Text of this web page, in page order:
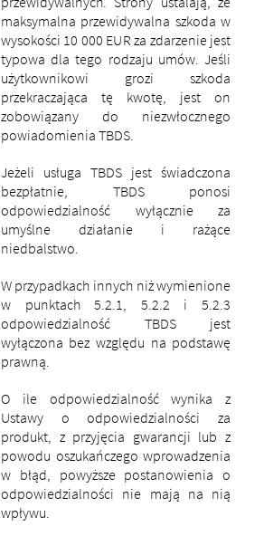
maksymalna przewidywalna szkoda w
wysokości 10 000 EUR za zdarzenie jest
typowa dla tego rodzaju umów. Jeśli
użytkownikowi grozi szkoda
przekraczająca tę kwotę, jest on
zobowiązany do niezwłocznego
powiadomienia TBDS.
Jeżeli usługa TBDS jest świadczona
bezpłatnie, TBDS ponosi
odpowiedzialność wyłącznie za
umyślne działanie i rażące
niedbalstwo.
W przypadkach innych niż wymienione
w punktach 5.2.1, 5.2.2 i 5.2.3
odpowiedzialność TBDS jest
wyłączona bez względu na podstawę
prawną.
O ile odpowiedzialność wynika z
Ustawy o odpowiedzialności za
produkt, z przyjęcia gwarancji lub z
powodu oszukańczego wprowadzenia
w błąd, powyższe postanowienia o
odpowiedzialności nie mają na nią
wpływu.